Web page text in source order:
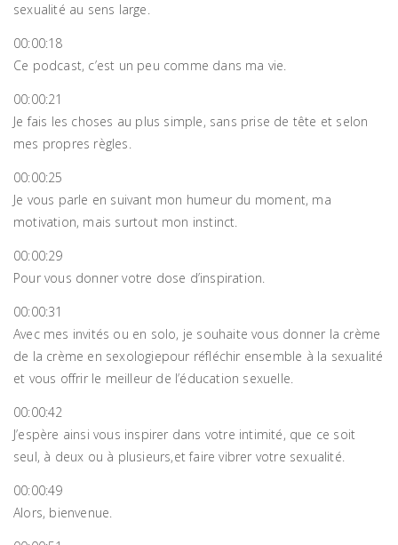
sexualité au sens large.
00:00:18
Ce podcast, c’est un peu comme dans ma vie.
00:00:21
Je fais les choses au plus simple, sans prise de tête et selon
mes propres règles.
00:00:25
Je vous parle en suivant mon humeur du moment, ma
motivation, mais surtout mon instinct.
00:00:29
Pour vous donner votre dose d’inspiration.
00:00:31
Avec mes invités ou en solo, je souhaite vous donner la crème
de la crème en sexologiepour réfléchir ensemble à la sexualité
et vous offrir le meilleur de l’éducation sexuelle.
00:00:42
J’espère ainsi vous inspirer dans votre intimité, que ce soit
seul, à deux ou à plusieurs,et faire vibrer votre sexualité.
00:00:49
Alors, bienvenue.